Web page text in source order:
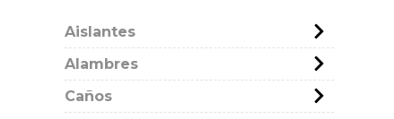
Aislantes
Alambres
Caños